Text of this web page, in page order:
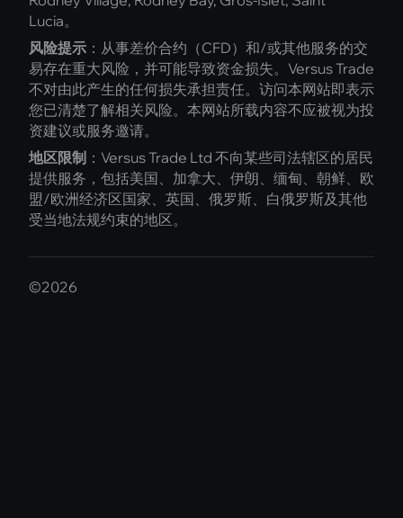
Lucia。
风险提示 ：从事差价合约（CFD）和/或其他服务的交
易存在重大风险，并可能导致资金损失。Versus Trade
不对由此产生的任何损失承担责任。访问本网站即表示
您已清楚了解相关风险。本网站所载内容不应被视为投
资建议或服务邀请。
地区限制 ：Versus Trade Ltd 不向某些司法辖区的居民
提供服务，包括美国、加拿大、伊朗、缅甸、朝鲜、欧
盟/欧洲经济区国家、英国、俄罗斯、白俄罗斯及其他
受当地法规约束的地区。
©2026